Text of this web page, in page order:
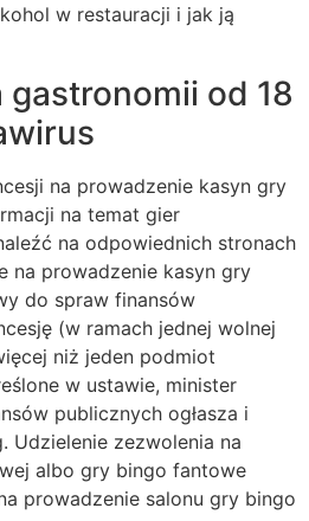
w restauracji i jak ją
od 18
na prowadzenie kasyn gry
na temat gier
na odpowiednich stronach
na prowadzenie kasyn gry
do spraw finansów
(w ramach jednej wolnej
niż jeden podmiot
w ustawie, minister
publicznych ogłasza i
Udzielenie zezwolenia na
albo gry bingo fantowe
prowadzenie salonu gry bingo